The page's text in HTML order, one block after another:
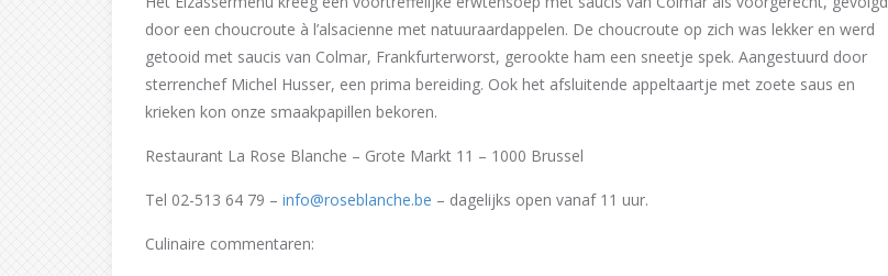
door een choucroute à l’alsacienne met natuuraardappelen. De choucroute op zich was lekker en werd
getooid met saucis van Colmar, Frankfurterworst, gerookte ham een sneetje spek. Aangestuurd door
sterrenchef Michel Husser, een prima bereiding. Ook het afsluitende appeltaartje met zoete saus en
krieken kon onze smaakpapillen bekoren.
Restaurant La Rose Blanche – Grote Markt 11 – 1000 Brussel
Tel 02-513 64 79 – info@roseblanche.be – dagelijks open vanaf 11 uur.
Culinaire commentaren: